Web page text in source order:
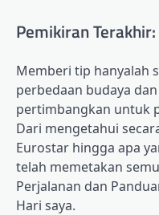
Pemikiran
Memberi tip hanyalah
perbedaan budaya
pertimbangkan untuk
Dari mengetahui
Eurostar hingga apa
telah memetakan
Perjalanan dan
Hari saya.